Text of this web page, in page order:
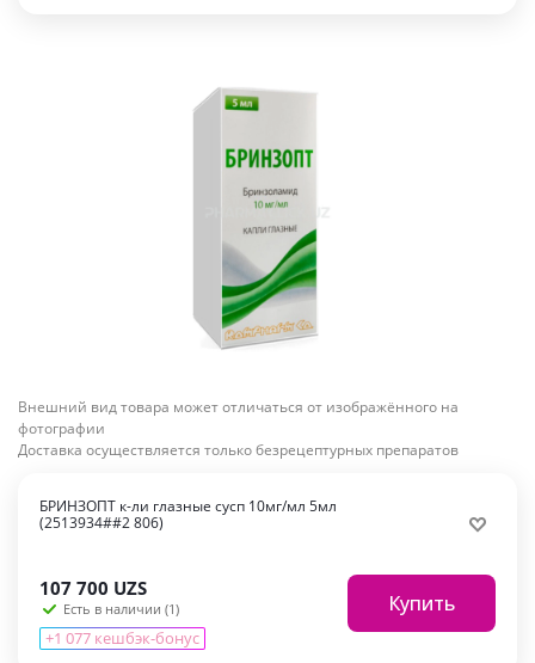
Внешний вид товара может отличаться от изображённого на
фотографии
Доставка осуществляется только безрецептурных препаратов
БРИНЗОПТ к-ли глазные сусп 10мг/мл 5мл
(2513934##2 806)
107 700 UZS
Есть в наличии (1)
+1 077 кешбэк-бонус
Купить